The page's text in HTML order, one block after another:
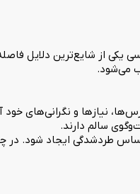
یکی از شایع‌ترین دلایل
می‌شود.
نیازها و نگرانی‌های خود
سالم دارند.
طردشدگی ایجاد شود. در